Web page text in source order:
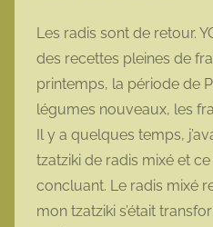
o
t
t
e
Les radis sont de retour.
des recettes pleines de
printemps, la période de
légumes nouveaux, les
Il y a quelques temps,
tzatziki de radis mixé et ce
concluant. Le radis mixé
mon tzatziki s’était